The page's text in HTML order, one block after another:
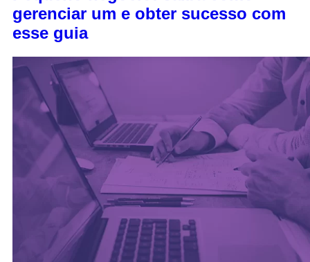
gerenciar um e obter sucesso com
esse guia